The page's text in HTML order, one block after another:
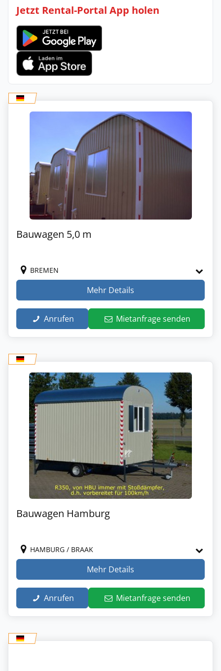
Jetzt Rental-Portal App holen
Bauwagen 5,0 m
BREMEN
Mehr Details
Anrufen Mietanfrage senden
Bauwagen Hamburg
HAMBURG / BRAAK
Mehr Details
Anrufen Mietanfrage senden